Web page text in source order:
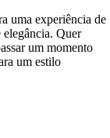
uma experiência de
Quer
um momento
um estilo